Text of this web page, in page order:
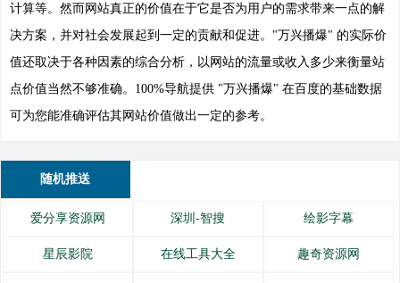
计算等。然而网站真正的价值在于它是否为用户的需求带来一点的解
决方案，并对社会发展起到一定的贡献和促进。"万兴播爆" 的实际价
值还取决于各种因素的综合分析，以网站的流量或收入多少来衡量站
点价值当然不够准确。100%导航提供 "万兴播爆" 在百度的基础数据
可为您能准确评估其网站价值做出一定的参考。
随机推送
爱分享资源网 深圳-智搜 绘影字幕
星辰影院 在线工具大全 趣奇资源网